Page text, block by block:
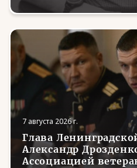
7 августа 2026 г.
Глава
Александр
Ассоциацией